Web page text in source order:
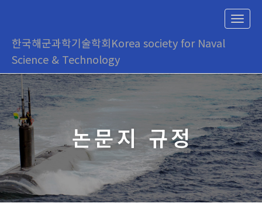
T
o
e
n
a
v
i
g
a
t
i
o
n
한국해군과학기술학회Korea society for Naval
Science & Technology
논문지 규정